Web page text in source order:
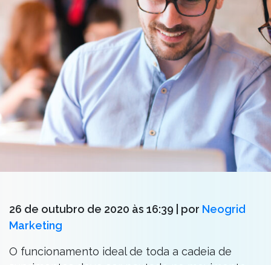
26 de outubro de 2020 às 16:39 | por Neogrid
Marketing
O funcionamento ideal de toda a cadeia de